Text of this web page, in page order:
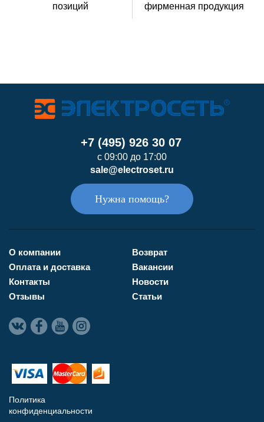
позиций
фирменная продукция
+7 (495) 926 30 07
с 09:00 до 17:00
sale@electroset.ru
Нужна помощь?
О компании
Оплата и доставка
Контакты
Отзывы
Возврат
Вакансии
Новости
Статьи
Политика
конфиденциальности